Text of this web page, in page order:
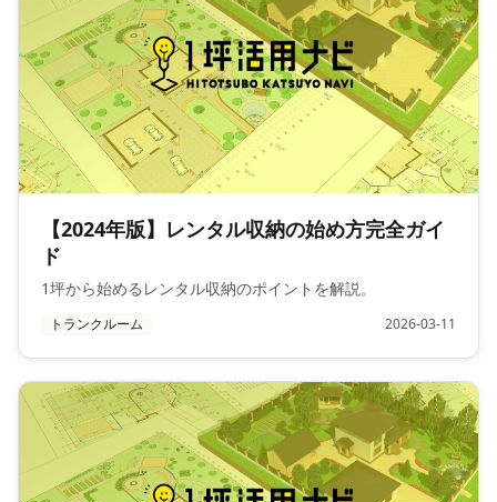
【2024年版】レンタル収納の始め方完全ガイ
ド
1坪から始めるレンタル収納のポイントを解説。
トランクルーム 2026-03-11